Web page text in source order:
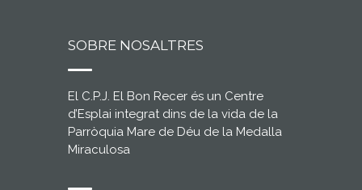
SOBRE NOSALTRES
El C.P.J. El Bon Recer és un Centre
d’Esplai integrat dins de la vida de la
Parròquia Mare de Déu de la Medalla
Miraculosa